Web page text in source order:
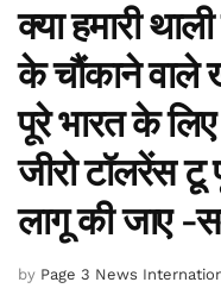
क्या हमारी
के चौंकाने वाले
पूरे भारत के
जीरो टॉलरेंस
लागू की जाए -
by Page 3 News